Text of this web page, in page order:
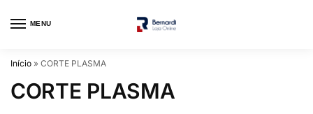
MENU
Início » CORTE PLASMA
CORTE PLASMA